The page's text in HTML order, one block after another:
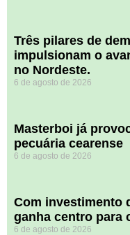
​Três pilares de
impulsionam o
no Nordeste.
6 de agosto de 2026
Masterboi já
pecuária cearense
6 de agosto de 2026
Com investimento
ganha centro para
6 de agosto de 2026